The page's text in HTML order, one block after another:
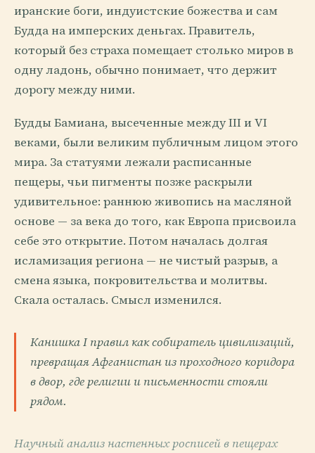
иранские боги, индуистские божества и сам
Будда на имперских деньгах. Правитель,
который без страха помещает столько миров в
одну ладонь, обычно понимает, что держит
дорогу между ними.
Будды Бамиана, высеченные между III и VI
веками, были великим публичным лицом этого
мира. За статуями лежали расписанные
пещеры, чьи пигменты позже раскрыли
удивительное: раннюю живопись на масляной
основе — за века до того, как Европа присвоила
себе это открытие. Потом началась долгая
исламизация региона — не чистый разрыв, а
смена языка, покровительства и молитвы.
Скала осталась. Смысл изменился.
Канишка I правил как собиратель цивилизаций,
превращая Афганистан из проходного коридора
в двор, где религии и письменности стояли
рядом.
Научный анализ настенных росписей в пещерах